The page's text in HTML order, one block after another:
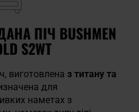
ПІЧ BUSHMEN
S2WT
виготовлена з титану та
для
наметах з